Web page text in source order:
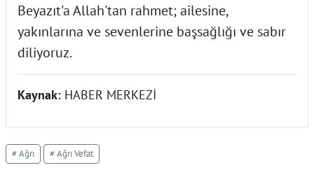
Beyazıt'a Allah'tan rahmet; ailesine,
yakınlarına ve sevenlerine başsağlığı ve sabır
diliyoruz.
Kaynak: HABER MERKEZİ
# Ağrı # Ağrı Vefat